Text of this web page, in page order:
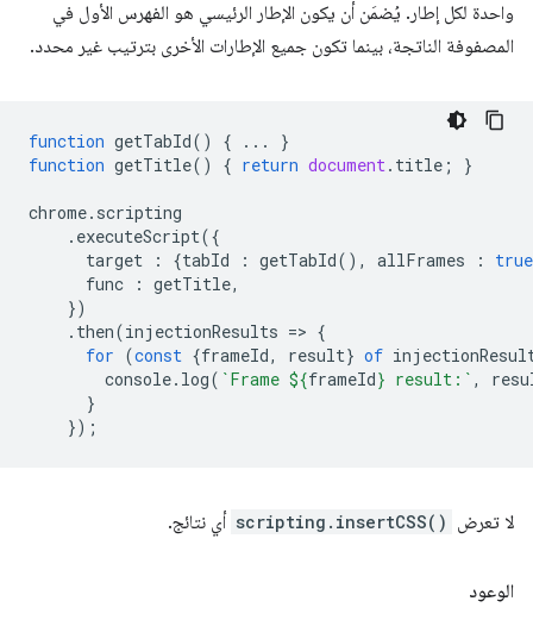
واحدة لكل إطار. يُضمَن أن يكون الإطار الرئيسي هو الفهرس الأول في
المصفوفة الناتجة، بينما تكون جميع الإطارات الأخرى بترتيب غير محدد.
function getTabId() { ...
}
function getTitle() { return document. title ; }
chrome. scripting
. executeScript({
target
: {tabId : getTabId(), allFrames :
true
func
: getTitle,
})
. then(injectionResults => {
for (const {frameId, result} of
console. log( `Frame ${frameId} result:` ,
}
});
لا تعرض scripting.insertCSS() أي نتائج.
الوعود